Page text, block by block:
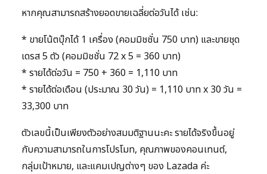
หากคุณสามารถสร้างยอดขายเฉลี่ยต่อวันได้ เช่น:
* ขายโน้ตบุ๊กได้ 1 เครื่อง (คอมมิชชั่น 750 บาท) และขายชุด
เดรส 5 ตัว (คอมมิชชั่น 72 x 5 = 360 บาท)
* รายได้ต่อวัน = 750 + 360 = 1,110 บาท
* รายได้ต่อเดือน (ประมาณ 30 วัน) = 1,110 บาท x 30 วัน =
33,300 บาท
ตัวเลขนี้เป็นเพียงตัวอย่างสมมติฐานนะคะ รายได้จริงขึ้นอยู่
กับความสามารถในการโปรโมท, คุณภาพของคอนเทนต์,
กลุ่มเป้าหมาย, และแคมเปญต่างๆ ของ Lazada ค่ะ